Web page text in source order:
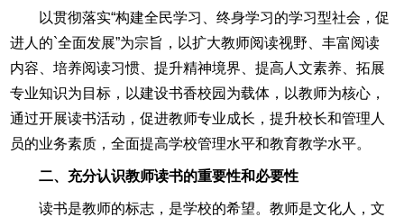
以贯彻落实“构建全民学习、终身学习的学习型社会，促
进人的`全面发展”为宗旨，以扩大教师阅读视野、丰富阅读
内容、培养阅读习惯、提升精神境界、提高人文素养、拓展
专业知识为目标，以建设书香校园为载体，以教师为核心，
通过开展读书活动，促进教师专业成长，提升校长和管理人
员的业务素质，全面提高学校管理水平和教育教学水平。
二、充分认识教师读书的重要性和必要性
读书是教师的标志，是学校的希望。教师是文化人，文